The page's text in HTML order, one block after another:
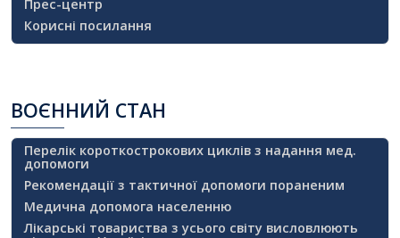
Прес-центр
Корисні посилання
ВОЄННИЙ СТАН
Перелік короткострокових циклів з надання мед.
допомоги
Рекомендації з тактичної допомоги пораненим
Медична допомога населенню
Лікарські товариства з усього світу висловлюють